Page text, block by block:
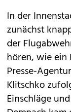
In der
zunächst
der
hören, wie ein
Presse-
Klitschko
Einschläge